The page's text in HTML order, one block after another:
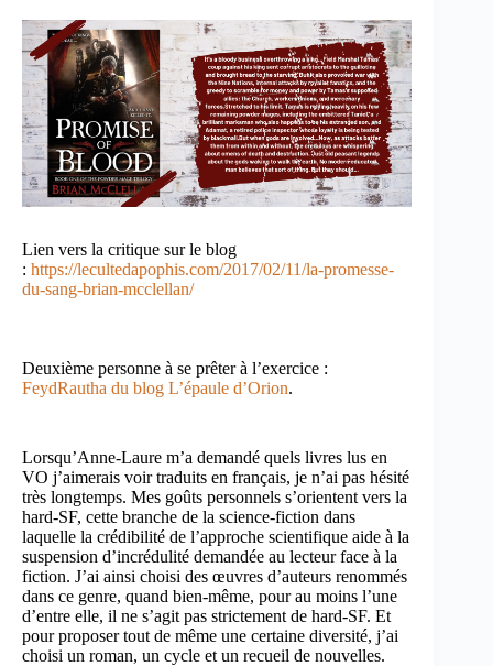
Lien vers la critique sur le blog
: https://lecultedapophis.com/2017/02/11/la-promesse-
du-sang-brian-mcclellan/
Deuxième personne à se prêter à l’exercice :
FeydRautha du blog L’épaule d’Orion.
Lorsqu’Anne-Laure m’a demandé quels livres lus en
VO j’aimerais voir traduits en français, je n’ai pas hésité
très longtemps. Mes goûts personnels s’orientent vers la
hard-SF, cette branche de la science-fiction dans
laquelle la crédibilité de l’approche scientifique aide à la
suspension d’incrédulité demandée au lecteur face à la
fiction. J’ai ainsi choisi des œuvres d’auteurs renommés
dans ce genre, quand bien-même, pour au moins l’une
d’entre elle, il ne s’agit pas strictement de hard-SF. Et
pour proposer tout de même une certaine diversité, j’ai
choisi un roman, un cycle et un recueil de nouvelles.